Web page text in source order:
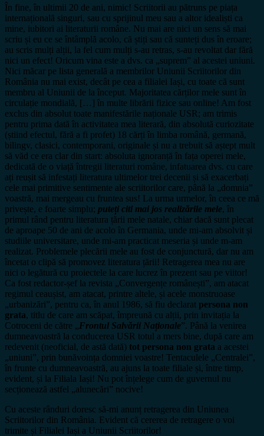
În fine, în ultimii 20 de ani, nimic! Scriitorii au pătruns pe piața
internațională singuri, sau cu sprijinul meu sau a altor idealiști ca
mine, iubitori ai literaturii române. Nu mai are nici un sens să mai
scriu și eu ce se întâmplă acolo, că știți sau că sunteți dus în eroare;
au scris mulți alții, la fel cum mulți s-au retras, s-au revoltat dar fără
nici un efect! Oricum vina este a dvs. ca „suprem” al acestei uniuni.
Nici măcar pe lista generală a membrilor Uniunii Scriitorilor din
România nu mai exist, decât pe cea a filialei Iași, cu toate că sunt
membru al Uniunii de la început. Majoritatea cărților mele sunt în
circulație mondială, […] în multe librării fizice sau online! Am fost
exclus din absolut toate manifestările naționale USR​;​ am trimis
pentru prima dată în activitatea mea literară, din absolută curiozitate
(știind efectul, fără a fi profet) 18 cărți în limba română, germană,
bilingv, clasici, contemporani, originale și nu a trebuit să aștept mult
să văd ce era clar din start: absoluta ignoranță în fața operei​​ mele,
dedicată de o viață întregii literaturi române, infatuarea dvs. cu care
ați reușit să infestați literatura ultimelor trei decenii și să exacerbați
cele mai primitive sentimente ale scriitorilor care, până la „domnia”​ ​
voastră, mai mergeau cu fruntea sus! La urma urmelor, în ceea ce mă
privește, e foarte simplu; puteți citi mai jos realizările mele, în
primul rând pentru literatura țării mele natale, chiar dacă sunt plecat
de aproape 50 de ani de acolo în Germania, unde mi-am absolvit și
studiile universitare, unde mi-am practicat meseria și unde m-am
realizat. Problemele plecării mele au fost de conjunctură, dar nu am
încetat o clipă să promovez literatura țării! Retragerea mea nu are
nici o legătură cu proiectele la care lucrez în prezent sau pe viitor!
Ca fost redactor-șef la revista „Convergențe românești”, am atacat
regimul ceaușist, am atacat, printre altele, și acele monstruoase
„urbanizări”, pentru ca, în anul 1986, să fiu declarat persona non
grata, titlu de care am scăpat, împreună cu alții, prin invitația la
Cotroceni de către „Frontul Salvării Naționale”. Până la venirea
dumneavoastră la conducerea USR totul a mers bine, după care am
redevenit (neoficial, de astă dată) tot persona non grata a acestei
„uniuni”, prin bunăvoința domniei voastre! Tentaculele „Centralei”,
în frunte cu dumneavoastră, au ajuns la toate filiale și, între timp,
evident, și la Filiala Iași! Nu pot înțelege cum de guvernul nu
secționează astfel „alunecări” nocive!
Cu aceste rânduri doresc să-mi anunț retragerea din Uniunea
Scriitorilor din România. Evident că cererea de retragere o voi
trimite și Filialei Iași a Uniunii Scriitorilor!